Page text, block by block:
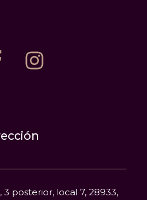
posterior, local 7, 28933,